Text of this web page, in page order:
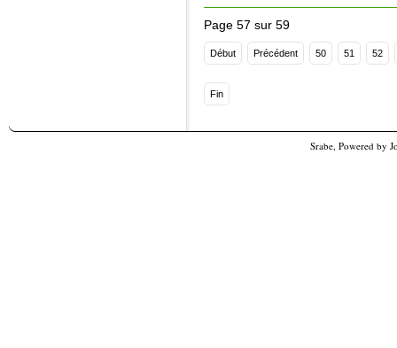
Page 57 sur 59
Début Précédent 50 51 52
Fin
Srabe, Powered by